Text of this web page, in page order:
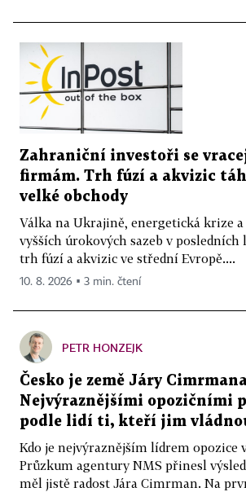
Zahraniční investoři se
firmám. Trh fúzí a akvizic
velké obchody
Válka na Ukrajině, energetická krize
vyšších úrokových sazeb v
trh fúzí a akvizic ve střední Evropě....
10. 8. 2026 ▪ 3 min. čtení
PETR HONZEJK
Česko je země Járy
Nejvýraznějšími opozičními
podle lidí ti, kteří jim
Kdo je nejvýraznějším lídrem opozice
Průzkum agentury NMS přinesl
měl jistě radost Jára Cimrman. Na